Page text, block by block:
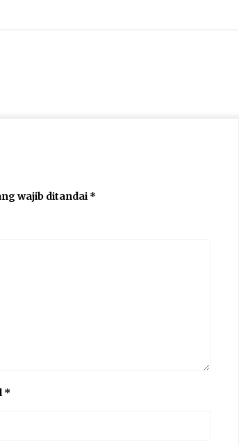
wajib ditandai *
*